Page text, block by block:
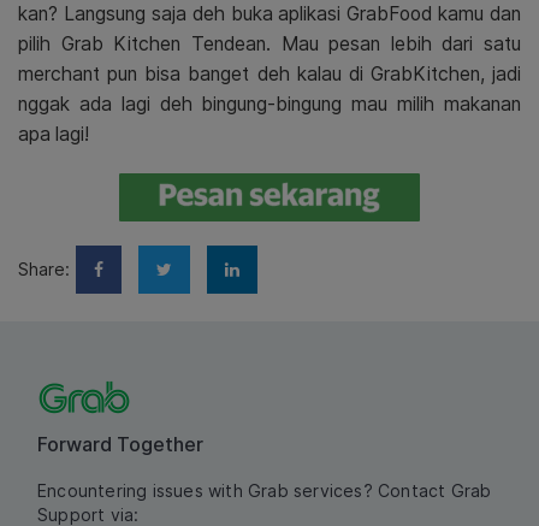
kan? Langsung saja deh buka aplikasi GrabFood kamu dan
pilih Grab Kitchen Tendean. Mau pesan lebih dari satu
merchant pun bisa banget deh kalau di GrabKitchen, jadi
nggak ada lagi deh bingung-bingung mau milih makanan
apa lagi!
Share:
Forward Together
Encountering issues with Grab services? Contact Grab
Support via: